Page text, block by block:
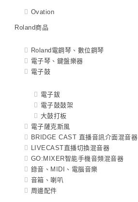
Ovation
Roland商品
Roland電鋼琴、數位鋼琴
電子琴、鍵盤樂器
電子鼓
電子鈸
電子鼓鼓架
大鼓打板
電子薩克斯風
BRIDGE CAST 直播音訊介面混音器
LIVECAST直播切換混音器
GO:MIXER智能手機音頻混音器
錄音、MIDI、電腦音樂
音箱、喇叭
周邊配件